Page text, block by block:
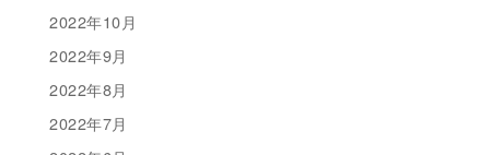
2022年10月
2022年9月
2022年8月
2022年7月